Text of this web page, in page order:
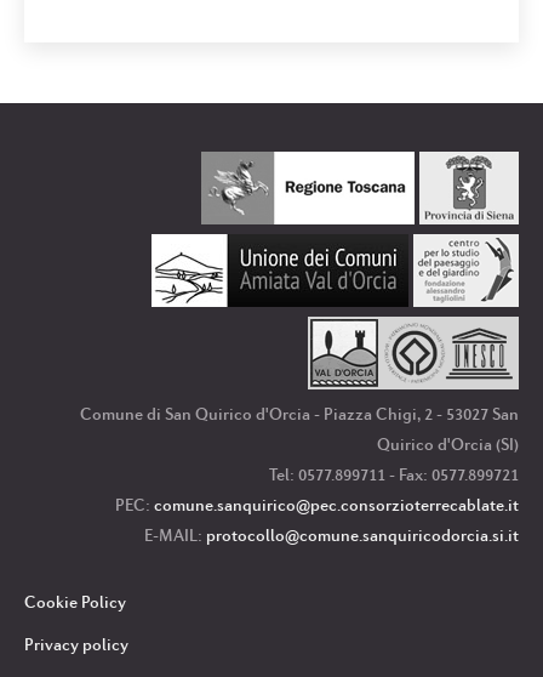
Comune di San Quirico d'Orcia - Piazza Chigi, 2 - 53027 San
Quirico d'Orcia (SI)
Tel: 0577.899711 - Fax: 0577.899721
PEC: comune.sanquirico@pec.consorzioterrecablate.it
E-MAIL: protocollo@comune.sanquiricodorcia.si.it
Cookie Policy
Privacy policy